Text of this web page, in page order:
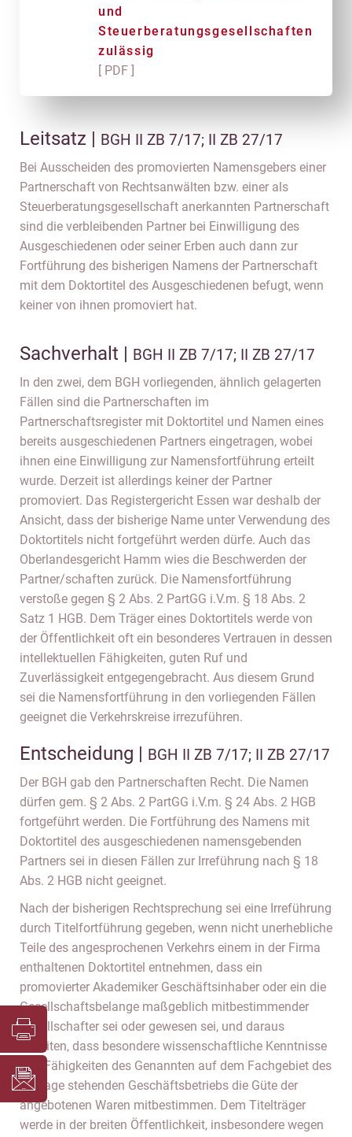
und
Steuerberatungsgesellschaften
zulässig
[ PDF ]
Leitsatz | BGH II ZB 7/17; II ZB 27/17
Bei Ausscheiden des promovierten Namensgebers einer
Partnerschaft von Rechtsanwälten bzw. einer als
Steuerberatungsgesellschaft anerkannten Partnerschaft
sind die verbleibenden Partner bei Einwilligung des
Ausgeschiedenen oder seiner Erben auch dann zur
Fortführung des bisherigen Namens der Partnerschaft
mit dem Doktortitel des Ausgeschiedenen befugt, wenn
keiner von ihnen promoviert hat.
Sachverhalt | BGH II ZB 7/17; II ZB 27/17
In den zwei, dem BGH vorliegenden, ähnlich gelagerten
Fällen sind die Partnerschaften im
Partnerschaftsregister mit Doktortitel und Namen eines
bereits ausgeschiedenen Partners eingetragen, wobei
ihnen eine Einwilligung zur Namensfortführung erteilt
wurde. Derzeit ist allerdings keiner der Partner
promoviert. Das Registergericht Essen war deshalb der
Ansicht, dass der bisherige Name unter Verwendung des
Doktortitels nicht fortgeführt werden dürfe. Auch das
Oberlandesgericht Hamm wies die Beschwerden der
Partner/schaften zurück. Die Namensfortführung
verstoße gegen § 2 Abs. 2 PartGG i.V.m. § 18 Abs. 2
Satz 1 HGB. Dem Träger eines Doktortitels werde von
der Öffentlichkeit oft ein besonderes Vertrauen in dessen
intellektuellen Fähigkeiten, guten Ruf und
Zuverlässigkeit entgegengebracht. Aus diesem Grund
sei die Namensfortführung in den vorliegenden Fällen
geeignet die Verkehrskreise irrezuführen.
Entscheidung | BGH II ZB 7/17; II ZB 27/17
Der BGH gab den Partnerschaften Recht. Die Namen
dürfen gem. § 2 Abs. 2 PartGG i.V.m. § 24 Abs. 2 HGB
fortgeführt werden. Die Fortführung des Namens mit
Doktortitel des ausgeschiedenen namensgebenden
Partners sei in diesen Fällen zur Irreführung nach § 18
Abs. 2 HGB nicht geeignet.
Nach der bisherigen Rechtsprechung sei eine Irreführung
durch Titelfortführung gegeben, wenn nicht unerhebliche
Teile des angesprochenen Verkehrs einem in der Firma
enthaltenen Doktortitel entnehmen, dass ein
promovierter Akademiker Geschäftsinhaber oder ein die
Gesellschaftsbelange maßgeblich mitbestimmender
Gesellschafter sei oder gewesen sei, und daraus
herleiten, dass besondere wissenschaftliche Kenntnisse
und Fähigkeiten des Genannten auf dem Fachgebiet des
in Frage stehenden Geschäftsbetriebs die Güte der
angebotenen Waren mitbestimmen. Dem Titelträger
werde in der breiten Öffentlichkeit, insbesondere wegen